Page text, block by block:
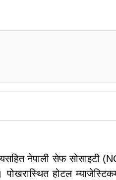
नेपाली सेफ सोसाइटी
होटल